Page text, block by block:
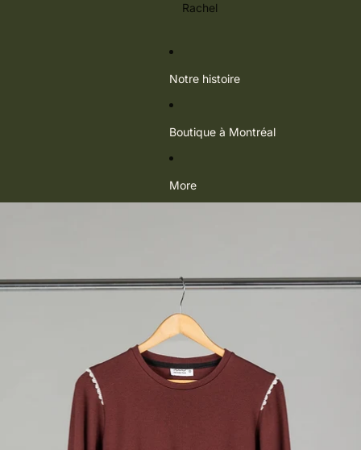
Rachel
Notre histoire
Boutique à Montréal
More
Passer aux informations sur le produit